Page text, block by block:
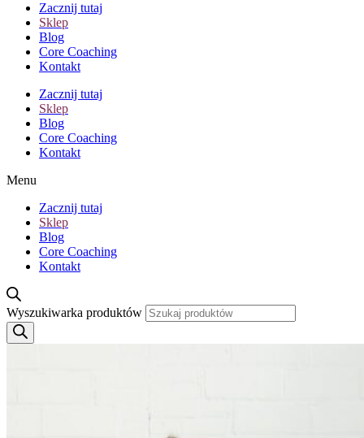
Zacznij tutaj
Sklep
Blog
Core Coaching
Kontakt
Zacznij tutaj
Sklep
Blog
Core Coaching
Kontakt
Menu
Zacznij tutaj
Sklep
Blog
Core Coaching
Kontakt
Wyszukiwarka produktów